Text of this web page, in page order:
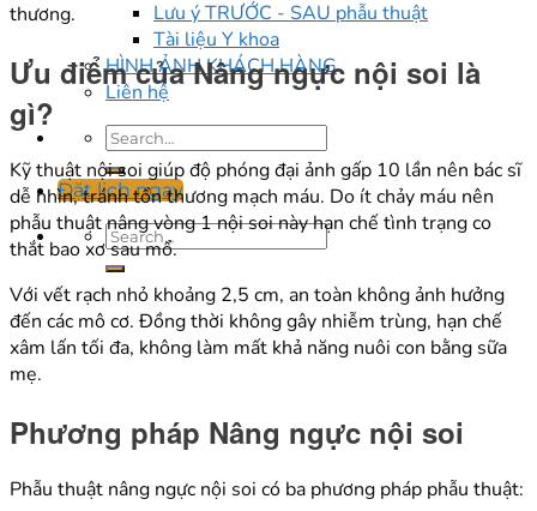
Lưu ý TRƯỚC - SAU phẫu thuật
Tài liệu Y khoa
HÌNH ẢNH KHÁCH HÀNG
Liên hệ
Đặt lịch ngay
thương.
Ưu điểm của Nâng ngực nội soi là
gì?
Kỹ thuật nội soi giúp độ phóng đại ảnh gấp 10 lần nên bác sĩ
dễ nhìn, tránh tổn thương mạch máu. Do ít chảy máu nên
phẫu thuật nâng vòng 1 nội soi này hạn chế tình trạng co
thắt bao xơ sau mổ.
Với vết rạch nhỏ khoảng 2,5 cm, an toàn không ảnh hưởng
đến các mô cơ. Đồng thời không gây nhiễm trùng, hạn chế
xâm lấn tối đa, không làm mất khả năng nuôi con bằng sữa
mẹ.
Phương pháp Nâng ngực nội soi
Phẫu thuật nâng ngực nội soi có ba phương pháp phẫu thuật: